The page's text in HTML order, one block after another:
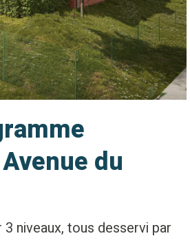
du
niveaux, tous desservi par